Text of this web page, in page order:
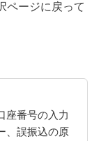
ページに戻って
座番号の入力
、誤振込の原